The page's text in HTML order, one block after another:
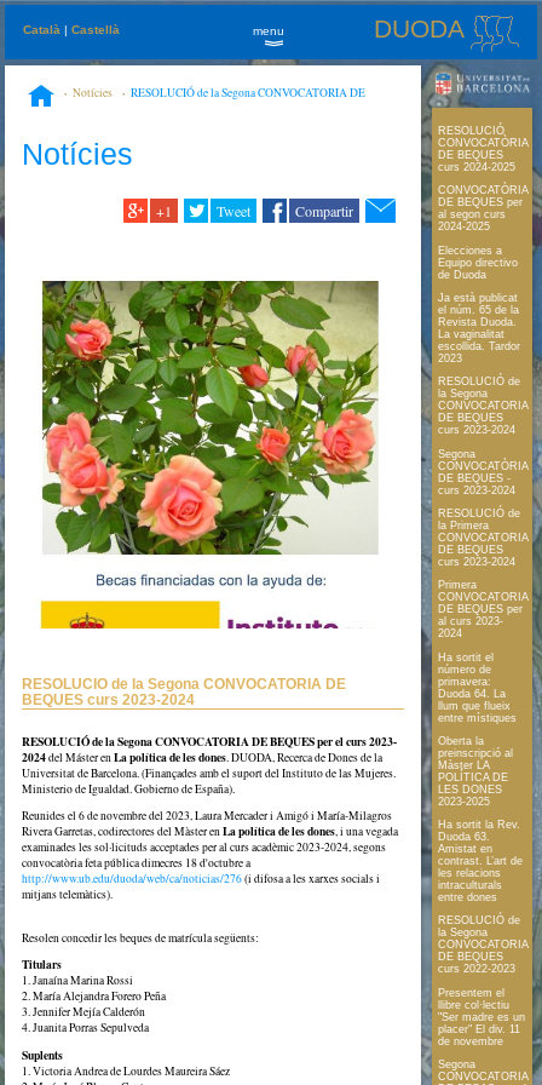
Català |Castellà DUODA
menu
»
Notícies
RESOLUCIÓ de la Segona CONVOCATORIA DE
Notícies
+1 Tweet Compartir
RESOLUCIÓ de la Segona CONVOCATORIA DE
BEQUES curs 2023-2024
RESOLUCIÓ de la Segona CONVOCATORIA DE BEQUES per el curs 2023-
2024del Máster enLa política de les dones . DUODA, Recerca de Dones de la
Universitat de Barcelona. (Finançades amb el suport del Instituto de las Mujeres.
Ministerio de Igualdad. Gobierno de España).
Reunides el 6 de novembre del 2023, Laura Mercader i Amigó i María-Milagros
Rivera Garretas, codirectores del Màster enLa política de les dones, i una vegada
examinades les sol·licituds acceptades per al curs acadèmic 2023-2024, segons
convocatòria feta pública dimecres 18 d'octubre a
http://www.ub.edu/duoda/web/ca/noticias/276(i difosa a les xarxes socials i
mitjans telemàtics).
Resolen concedir les beques de matrícula següents:
Titulars
1. Janaína Marina Rossi
2. María Alejandra Forero Peña
3. Jennifer Mejía Calderón
4. Juanita Porras Sepulveda
Suplents
1. Victoria Andrea de Lourdes Maureira Sáez
RESOLUCIÓ
CONVOCATÒRIA
DE BEQUES
curs 2024-2025
CONVOCATÒRIA
DE BEQUES per
al segon curs
2024-2025
Elecciones a
Equipo directivo
de Duoda
Ja està publicat
el núm. 65 de la
Revista Duoda.
La vaginalitat
escollida. Tardor
2023
RESOLUCIÓ de
la Segona
CONVOCATORIA
DE BEQUES
curs 2023-2024
Segona
CONVOCATÒRIA
DE BEQUES -
curs 2023-2024
RESOLUCIÓ de
la Primera
CONVOCATORIA
DE BEQUES
curs 2023-2024
Primera
CONVOCATORIA
DE BEQUES per
al curs 2023-
2024
Ha sortit el
número de
primavera:
Duoda 64. La
llum que flueix
entre místiques
Oberta la
preinscripció al
Màster LA
POLÍTICA DE
LES DONES
2023-2025
Ha sortit la Rev.
Duoda 63.
Amistat en
contrast. L’art de
les relacions
intraculturals
entre dones
RESOLUCIÓ de
la Segona
CONVOCATORIA
DE BEQUES
curs 2022-2023
Presentem el
llibre col·lectiu
"Ser madre es un
placer" El div. 11
de novembre
Segona
CONVOCATORIA